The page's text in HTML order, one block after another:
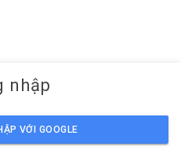
nhập
VỚI GOOGLE